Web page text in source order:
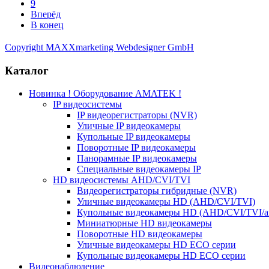
9
Вперёд
В конец
Copyright MAXXmarketing Webdesigner GmbH
Каталог
Новинка ! Оборудование AMATEK !
IP видеосистемы
IP видеорегистраторы (NVR)
Уличные IP видеокамеры
Купольные IP видеокамеры
Поворотные IP видеокамеры
Панорамные IP видеокамеры
Специальные видеокамеры IP
HD видеосистемы AHD/CVI/TVI
Видеорегистраторы гибридные (NVR)
Уличные видеокамеры HD (AHD/CVI/TVI)
Купольные видеокамеры HD (AHD/CVI/TVI/
Миниатюрные HD видеокамеры
Поворотные HD видеокамеры
Уличные видеокамеры HD ECO серии
Купольные видеокамеры HD ECO серии
Видеонаблюдение